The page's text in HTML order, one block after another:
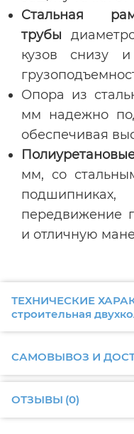
Cтальная
трубы
кузов снизу и
Опора из
мм надежно
обеспечивая
мм, со
передвижение
и отличную
ТЕХНИЧЕСКИЕ
строительная
САМОВЫВОЗ И
ОТЗЫВЫ (0)